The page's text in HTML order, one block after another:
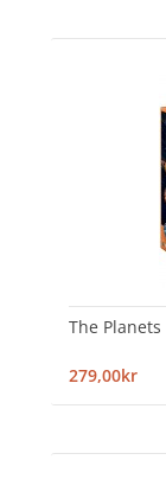
The
279,00kr